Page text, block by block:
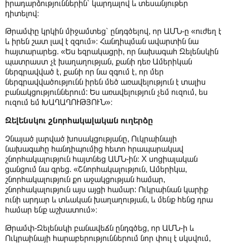
իրադարձություններին՝ կարդալով և տեսանյութեր
դիտելով։
Թրամփը կրկին միջամտեց՝ ընդգծելով, որ ԱՄՆ-ը «ուժեղ է
և իրեն շատ լավ է զգում»։ Հանդիպման ավարտին նա
հայտարարեց. «Ես եզրակացրի, որ նախագահ Զելենսկին
պատրաստ չէ խաղաղության, քանի դեռ Ամերիկան
ներգրավված է, քանի որ նա զգում է, որ մեր
ներգրավվածությունն իրեն մեծ առավելություն է տալիս
բանակցություններում: Ես առավելություն չեմ ուզում, ես
ուզում եմ ԽԱՂԱՂՈՒԹՅՈՒՆ»։
Զելենսկու շնորհակալական ուղերձը
Չնայած լարված խոսակցությանը, Ուկրաինայի
նախագահը հանդիպումից հետո հրապարակավ
շնորհակալություն հայտնեց ԱՄՆ-ին։ X սոցիալական
ցանցում նա գրեց. «Շնորհակալություն, Ամերիկա,
շնորհակալություն քո աջակցության համար,
շնորհակալություն այս այցի համար: Ուկրաինան կարիք
ունի արդար և տևական խաղաղության, և մենք հենց դրա
համար ենք աշխատում»։
Թրամփ-Զելենսկի բանավեճն ընդգծեց, որ ԱՄՆ-ի և
Ուկրաինայի հարաբերություններում նոր փուլ է սկսվում,